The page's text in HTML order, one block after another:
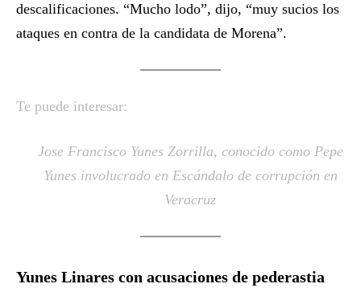
descalificaciones. “Mucho lodo”, dijo, “muy sucios los
ataques en contra de la candidata de Morena”.
Te puede interesar:
Jose Francisco Yunes Zorrilla, conocido como Pepe
Yunes involucrado en Escándalo de corrupción en
Veracruz
Yunes Linares con acusaciones de pederastia